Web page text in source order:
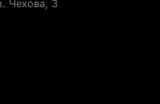
Чехова, 3